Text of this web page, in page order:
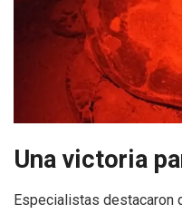
Una victoria
Especialistas destacaron